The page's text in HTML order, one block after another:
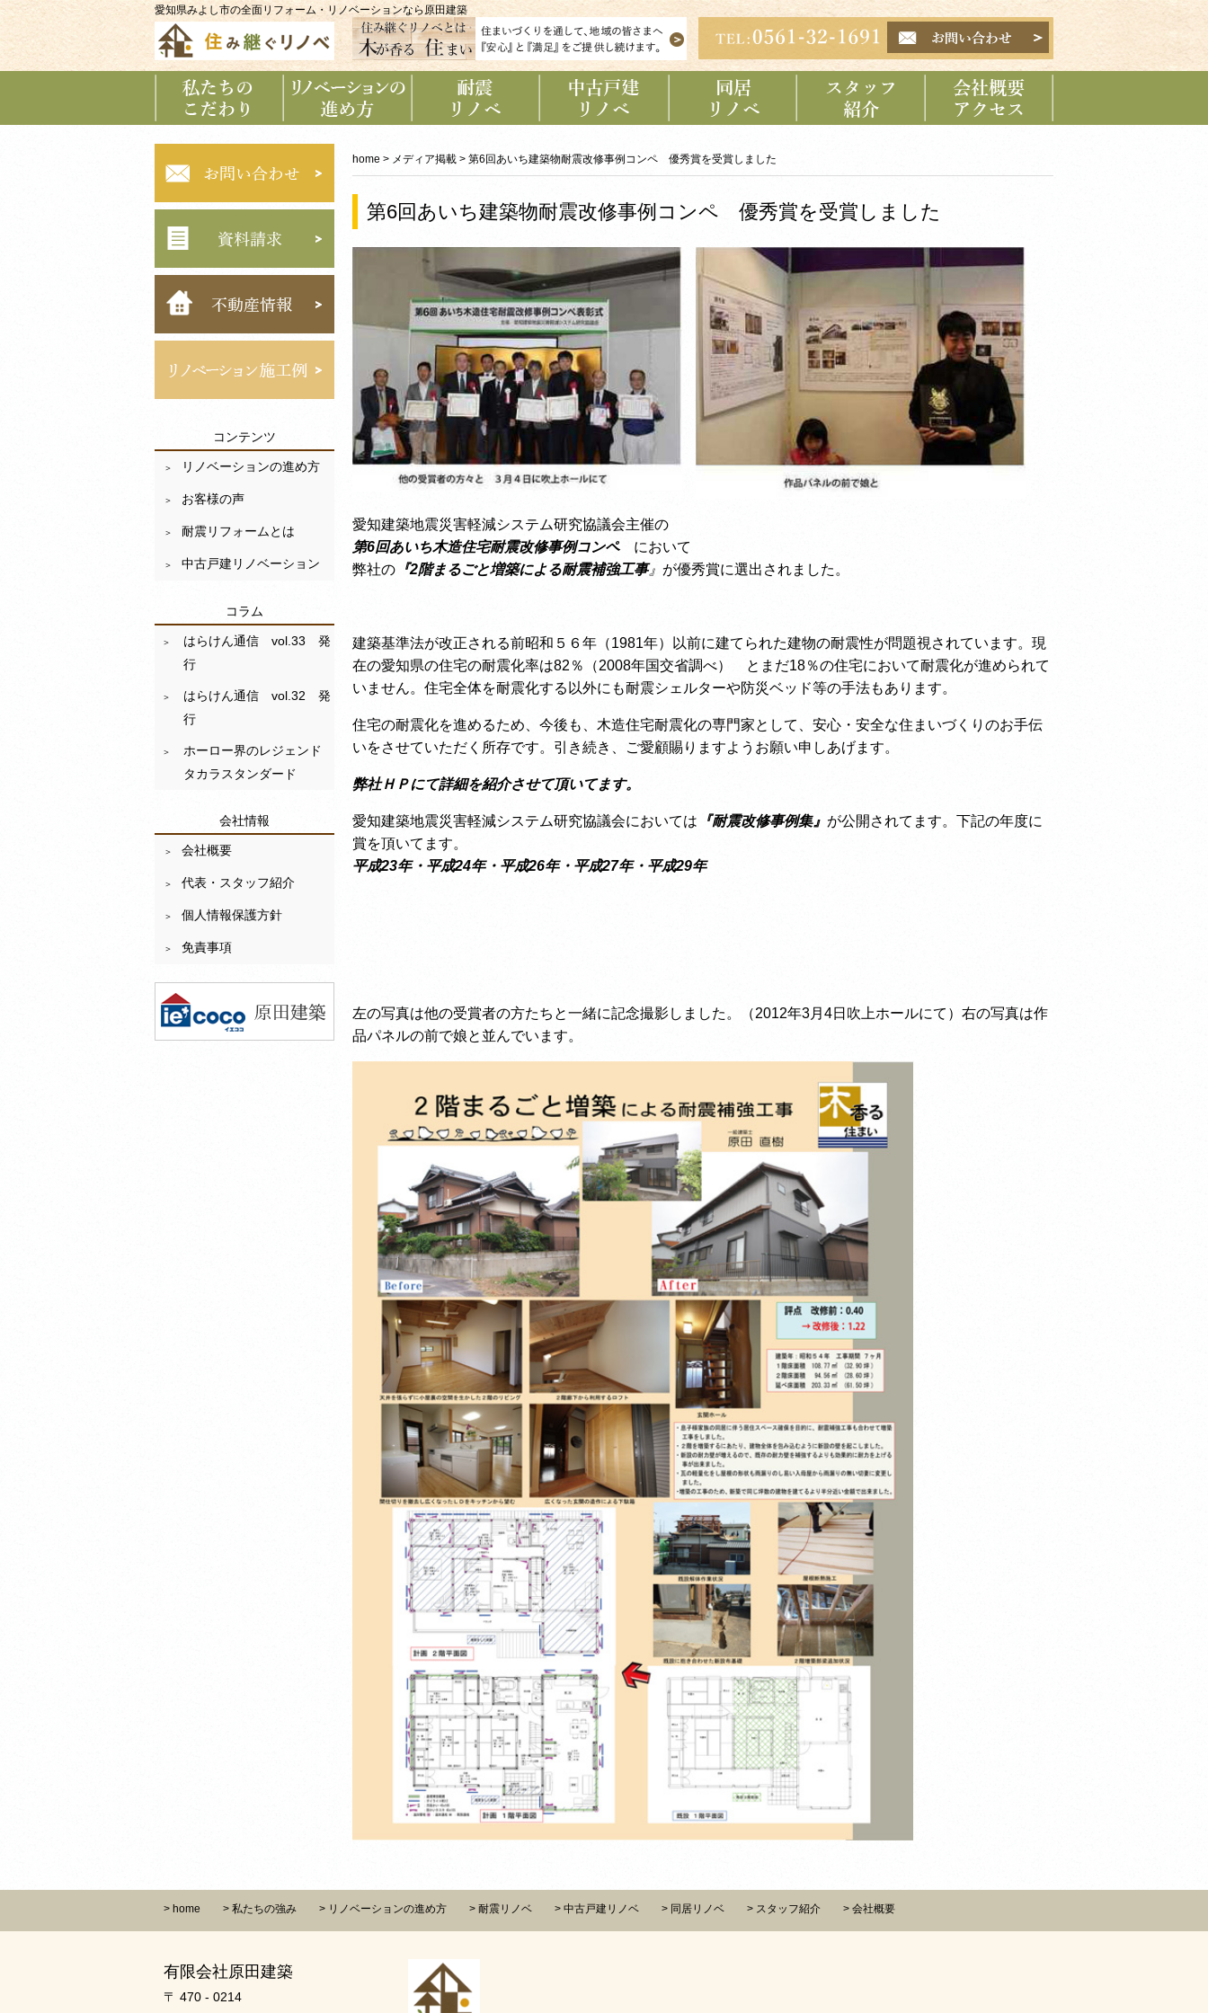
愛知県みよし市の全面リフォーム・リノベーションなら原田建築
ン
ション
ン
home > メディア掲載 > 第6回あいち建築物耐震改修事例コンペ 優秀賞を受賞しました
第6回あいち建築物耐震改修事例コンペ 優秀賞を受賞しました
愛知建築地震災害軽減システム研究協議会主催の
第6回あいち木造住宅耐震改修事例コンペ
において
弊社の 『2階まるごと増築による耐震補強工事』 が優秀賞に選出されました。
建築基準法が改正される前昭和５６年（1981年）以前に建てられた建物の耐震性が問題視されています。現
在の愛知県の住宅の耐震化率は82％（2008年国交省調べ） とまだ18％の住宅において耐震化が進められて
いません。住宅全体を耐震化する以外にも耐震シェルターや防災ベッド等の手法もあります。
住宅の耐震化を進めるため、今後も、木造住宅耐震化の専門家として、安心・安全な住まいづくりのお手伝
いをさせていただく所存です。引き続き、ご愛顧賜りますようお願い申しあげます。
弊社ＨＰにて詳細を紹介させて頂いてます。
愛知建築地震災害軽減システム研究協議会においては 『耐震改修事例集』 が公開されてます。下記の年度に
賞を頂いてます。
平成23年・ 平成24年・ 平成26年・ 平成27年・ 平成29年
左の写真は他の受賞者の方たちと一緒に記念撮影しました。（2012年3月4日吹上ホールにて）右の写真は作
品パネルの前で娘と並んでいます。
コンテンツ
リノベーションの進め方
お客様の声
耐震リフォームとは
中古戸建リノベーション
コラム
はらけん通信 vol.33 発
行
はらけん通信 vol.32 発
行
ホーロー界のレジェンド
タカラスタンダード
会社情報
会社概要
代表・スタッフ紹介
個人情報保護方針
免責事項
home 私たちの強み リノベーションの進め方 耐震リノベ 中古戸建リノベ 同居リノベ スタッフ紹介 会社概要
有限会社原田建築
〒 470 - 0214